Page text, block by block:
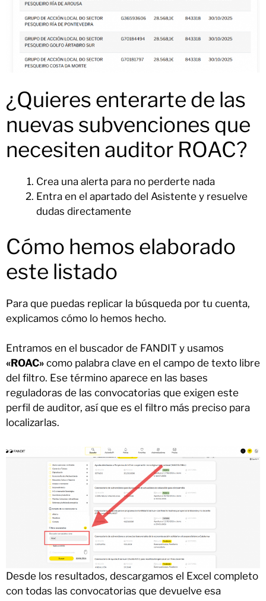
¿Quieres enterarte de las
nuevas subvenciones que
necesiten auditor ROAC?
Crea una alerta para no perderte nada
Entra en el apartado del Asistente y resuelve
dudas directamente
Cómo hemos elaborado
este listado
Para que puedas replicar la búsqueda por tu cuenta,
explicamos cómo lo hemos hecho.
Entramos en el buscador de FANDIT y usamos
«ROAC» como palabra clave en el campo de texto libre
del filtro. Ese término aparece en las bases
reguladoras de las convocatorias que exigen este
perfil de auditor, así que es el filtro más preciso para
localizarlas.
Desde los resultados, descargamos el Excel completo
con todas las convocatorias que devuelve esa